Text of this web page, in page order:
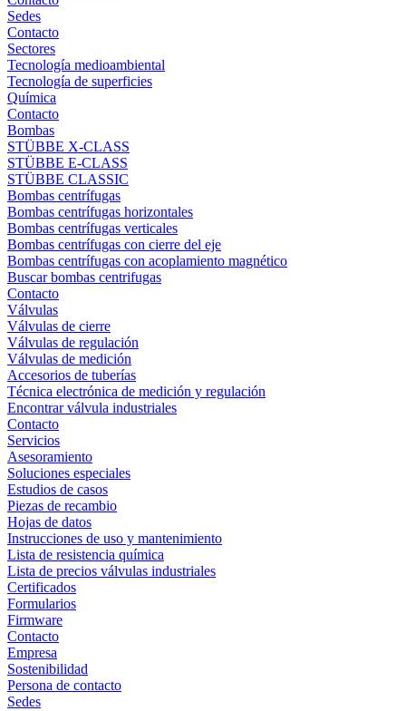
Sedes
Contacto
Sectores
Tecnología medioambiental
Tecnología de superficies
Química
Contacto
Bombas
STÜBBE X-CLASS
STÜBBE E-CLASS
STÜBBE CLASSIC
Bombas centrífugas
Bombas centrífugas horizontales
Bombas centrífugas verticales
Bombas centrífugas con cierre del eje
Bombas centrífugas con acoplamiento magnético
Buscar bombas centrifugas
Contacto
Válvulas
Válvulas de cierre
Válvulas de regulación
Válvulas de medición
Accesorios de tuberías
Técnica electrónica de medición y regulación
Encontrar válvula industriales
Contacto
Servicios
Asesoramiento
Soluciones especiales
Estudios de casos
Piezas de recambio
Hojas de datos
Instrucciones de uso y mantenimiento
Lista de resistencia química
Lista de precios válvulas industriales
Certificados
Formularios
Firmware
Contacto
Empresa
Sostenibilidad
Persona de contacto
Sedes